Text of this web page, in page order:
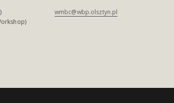
wmbc@wbp.olsztyn.pl